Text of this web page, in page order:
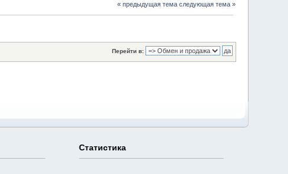
« предыдущая тема следующая тема »
Перейти в:
Статистика